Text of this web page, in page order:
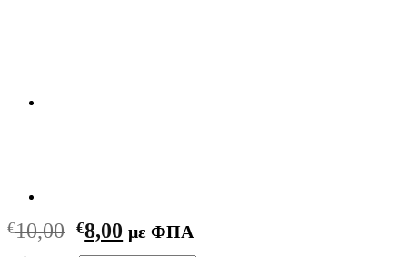
€10,00 Original
price
€8,00 Η
τρέχουσα
με ΦΠΑ